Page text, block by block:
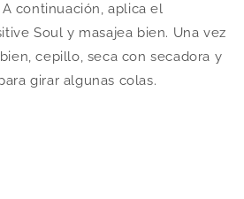
continuación, aplica el
Soul y masajea bien. Una vez
cepillo, seca con secadora y
girar algunas colas.